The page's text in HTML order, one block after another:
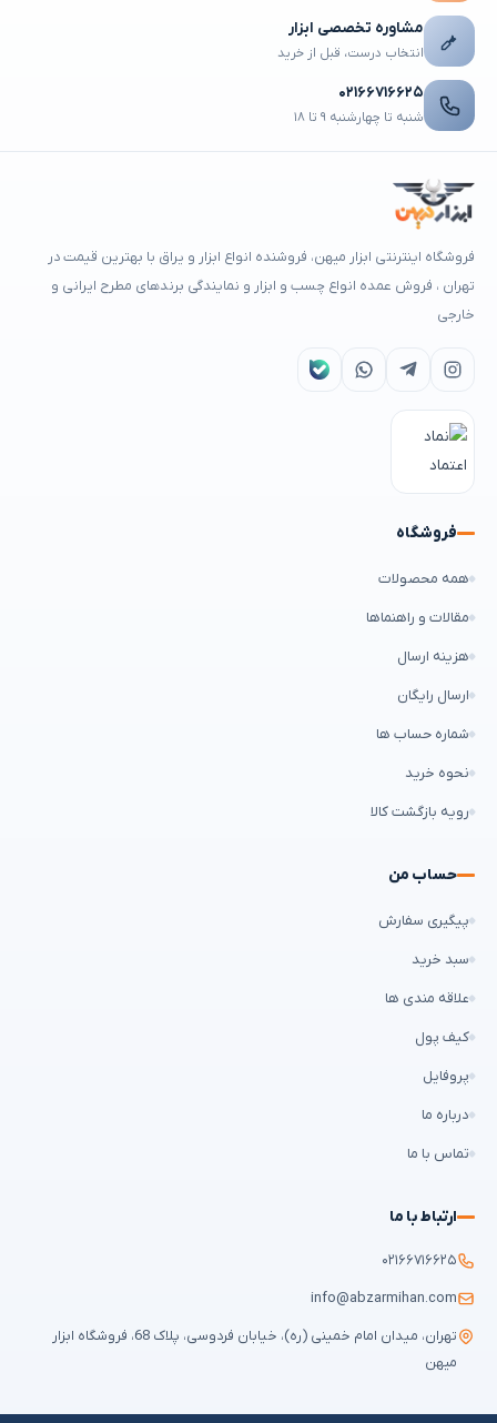
مشاوره تخصصی ابزار
انتخاب درست، قبل از خرید
۰۲۱۶۶۷۱۶۶۲۵
شنبه تا چهارشنبه ۹ تا ۱۸
فروشگاه اینترنتی ابزار میهن، فروشنده انواع ابزار و یراق با بهترین قیمت در
تهران ، فروش عمده انواع چسب و ابزار و نمایندگی برندهای مطرح ایرانی و
خارجی
فروشگاه
همه محصولات
مقالات و راهنماها
هزینه ارسال
ارسال رایگان
شماره حساب ها
نحوه خرید
رویه بازگشت کالا
حساب من
پیگیری سفارش
سبد خرید
علاقه مندی ها
کیف پول
پروفایل
درباره ما
تماس با ما
ارتباط با ما
۰۲۱۶۶۷۱۶۶۲۵
info@abzarmihan.com
تهران، میدان امام خمینی (ره)، خیابان فردوسی، پلاک 68، فروشگاه ابزار
میهن